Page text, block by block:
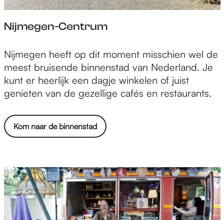
Nijmegen-Centrum
N
i
j
m
g
e
C
e
n
t
Nijmegen heeft op dit moment misschien wel de
meest bruisende binnenstad van Nederland. Je
kunt er heerlijk een dagje winkelen of juist
genieten van de gezellige cafés en restaurants.
Kom naar de binnenstad